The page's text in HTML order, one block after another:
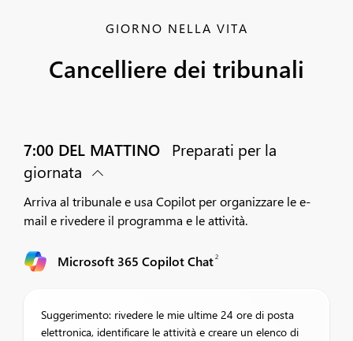
GIORNO NELLA VITA
Cancelliere dei tribunali
7:00 DEL MATTINO Preparati per la
giornata
Arriva al tribunale e usa Copilot per organizzare le e-
mail e rivedere il programma e le attività.
Microsoft 365 Copilot Chat2
Suggerimento: rivedere le mie ultime 24 ore di posta
elettronica, identificare le attività e creare un elenco di